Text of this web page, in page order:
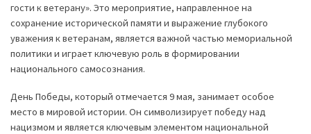
гости к ветерану». Это мероприятие, направленное на
сохранение исторической памяти и выражение глубокого
уважения к ветеранам, является важной частью мемориальной
политики и играет ключевую роль в формировании
национального самосознания.
День Победы, который отмечается 9 мая, занимает особое
место в мировой истории. Он символизирует победу над
нацизмом и является ключевым элементом национальной